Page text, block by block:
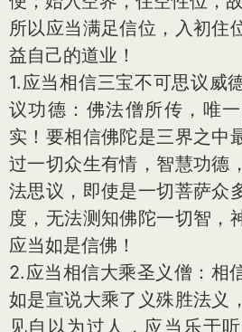
所以应当满足信位，入初住
益自己的道业！
1.应当相信三宝不可思议威
议功德：佛法僧所传，唯
实！要相信佛陀是三界之中
过一切众生有情，智慧功德
法思议，即使是一切菩萨众
度，无法测知佛陀一切智，
应当如是信佛！
2.应当相信大乘圣义僧：相
如是宣说大乘了义殊胜法义
见自以为过人，应当乐于